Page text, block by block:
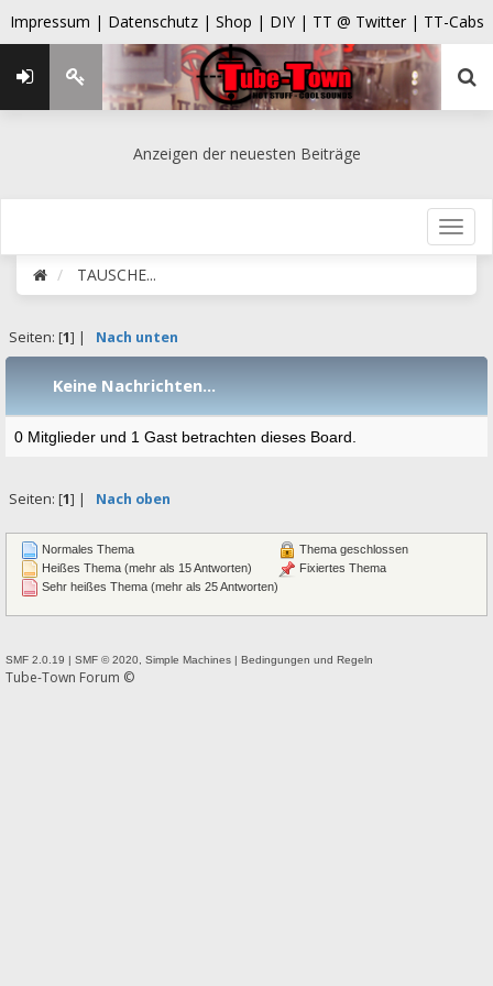
Impressum | Datenschutz | Shop | DIY | TT @ Twitter | TT-Cabs
Anzeigen der neuesten Beiträge
TAUSCHE...
Seiten: [1] | Nach unten
Keine Nachrichten...
0 Mitglieder und 1 Gast betrachten dieses Board.
Seiten: [1] | Nach oben
Normales Thema
Heißes Thema (mehr als 15 Antworten)
Sehr heißes Thema (mehr als 25 Antworten)
Thema geschlossen
Fixiertes Thema
SMF 2.0.19 | SMF © 2020 Simple Machines | Bedingungen und Regeln
Tube-Town Forum ©